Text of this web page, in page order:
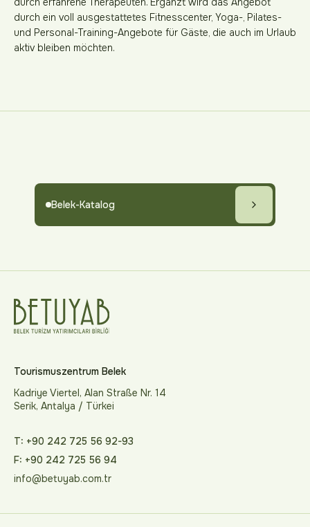
durch ein voll ausgestattetes Fitnesscenter, Yoga-, Pilates-
und Personal-Training-Angebote für Gäste, die auch im Urlaub
aktiv bleiben möchten.
Belek-Katalog
Tourismuszentrum Belek
Kadriye Viertel, Alan Straße Nr. 14
Serik, Antalya / Türkei
T: +90 242 725 56 92-93
F: +90 242 725 56 94
info@betuyab.com.tr